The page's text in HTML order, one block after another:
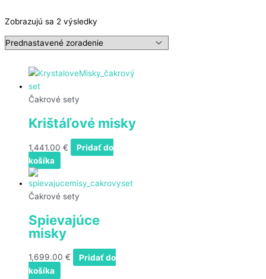
Zobrazujú sa 2 výsledky
Čakrové sety
Krištáľové misky
1,441.00 €
Pridať do
košíka
Čakrové sety
Spievajúce
misky
1,699.00 €
Pridať do
košíka